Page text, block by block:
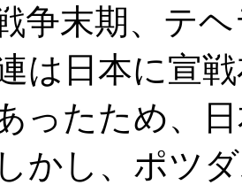
争末期、テ
は日本に宣
ったため、
かし、ポツ